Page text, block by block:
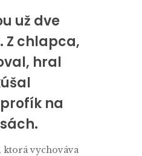
už dve
Z chlapca,
hral
na
ktorá vychováva